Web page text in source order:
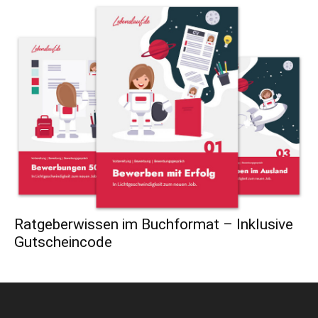
Ratgeberwissen im Buchformat – Inklusive
Gutscheincode